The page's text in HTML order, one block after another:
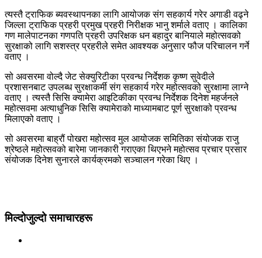
त्यस्तै ट्राफिक ब्यवस्थापनका लागि आयोजक संग सहकार्य गरेर अगाडी वढ्ने
जिल्ला ट्राफिक प्रहरी प्रमुख प्रहरी निरीक्षक भानु शर्माले वताए । कालिका
गण मालेपाटनका गणपति प्रहरी उपरिक्षक धन बहादुर बानियाले महोत्सवको
सुरक्षाको लागि सशस्त्र प्रहरीले समेत आवश्यक अनुसार फौज परिचालन गर्ने
वताए ।
सो अवसरमा वोल्दै जेट सेक्युरिटीका प्रवन्ध निर्देशक कृष्ण सुवेदीले
प्रशासनबाट उपलब्ध सुरक्षाकर्मी संग सहकार्य गरेर महोत्सवको सुरक्षामा लाग्ने
वताए । त्यस्तै सिसि क्यामेरा आइटिकीका प्रवन्ध निर्देशक दिनेश महर्जनले
महोत्सवमा अत्याधुनिक सिसि क्यामेराको माध्यामबाट पूर्ण सुरक्षाको प्रवन्ध
मिलाएको वताए ।
सो अवसरमा बाह्रौं पोखरा महोत्सव मुल आयोजक समितिका संयोजक राजु
श्रेष्ठले महोत्सवको बारेमा जानकारी गराएका थिएभने महोत्सव प्रचार प्रसार
संयोजक दिनेश सुनारले कार्यक्रमको सञ्चालन गरेका थिए ।
मिल्दोजुल्दो समाचारहरू